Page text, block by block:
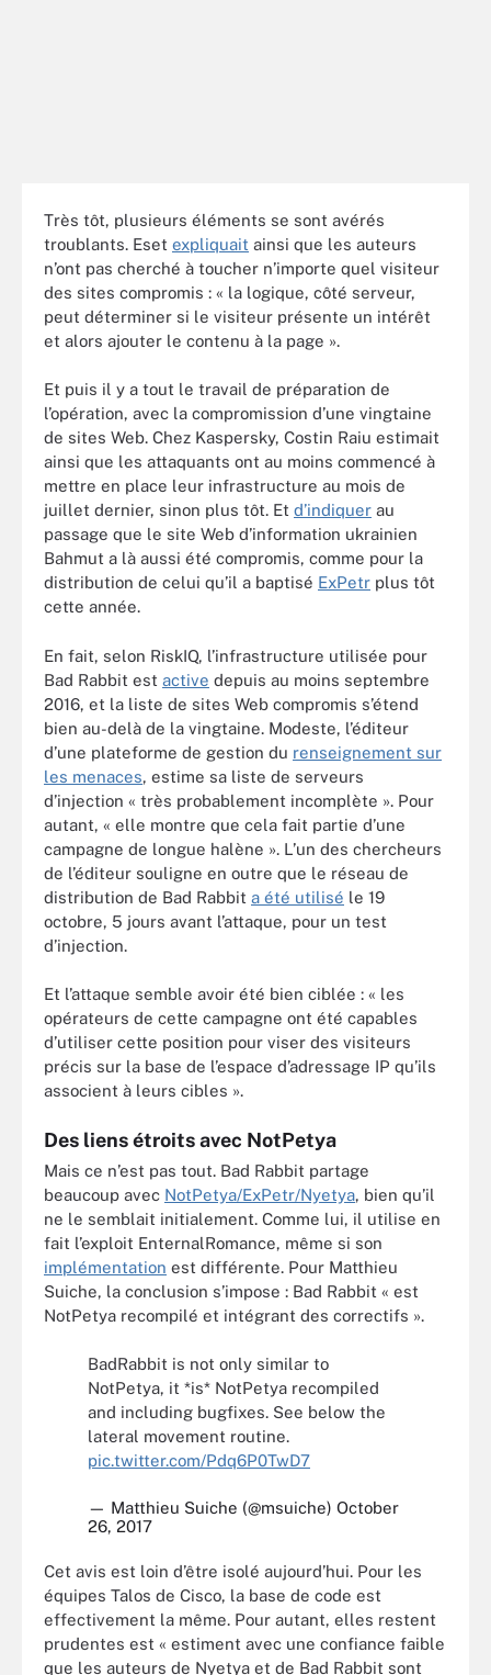
Très tôt, plusieurs éléments se sont avérés
troublants. Eset expliquait ainsi que les auteurs
n’ont pas cherché à toucher n’importe quel visiteur
des sites compromis : « la logique, côté serveur,
peut déterminer si le visiteur présente un intérêt
et alors ajouter le contenu à la page ».
Et puis il y a tout le travail de préparation de
l’opération, avec la compromission d’une vingtaine
de sites Web. Chez Kaspersky, Costin Raiu estimait
ainsi que les attaquants ont au moins commencé à
mettre en place leur infrastructure au mois de
juillet dernier, sinon plus tôt. Et d’indiquer au
passage que le site Web d’information ukrainien
Bahmut a là aussi été compromis, comme pour la
distribution de celui qu’il a baptisé ExPetr plus tôt
cette année.
En fait, selon RiskIQ, l’infrastructure utilisée pour
Bad Rabbit est active depuis au moins septembre
2016, et la liste de sites Web compromis s’étend
bien au-delà de la vingtaine. Modeste, l’éditeur
d’une plateforme de gestion du renseignement sur
les menaces, estime sa liste de serveurs
d’injection « très probablement incomplète ». Pour
autant, « elle montre que cela fait partie d’une
campagne de longue halène ». L’un des chercheurs
de l’éditeur souligne en outre que le réseau de
distribution de Bad Rabbit a été utilisé le 19
octobre, 5 jours avant l’attaque, pour un test
d’injection.
Et l’attaque semble avoir été bien ciblée : « les
opérateurs de cette campagne ont été capables
d’utiliser cette position pour viser des visiteurs
précis sur la base de l’espace d’adressage IP qu’ils
associent à leurs cibles ».
Des liens étroits avec NotPetya
Mais ce n’est pas tout. Bad Rabbit partage
beaucoup avec NotPetya/ExPetr/Nyetya, bien qu’il
ne le semblait initialement. Comme lui, il utilise en
fait l’exploit EnternalRomance, même si son
implémentation est différente. Pour Matthieu
Suiche, la conclusion s’impose : Bad Rabbit « est
NotPetya recompilé et intégrant des correctifs ».
BadRabbit is not only similar to
NotPetya, it *is* NotPetya recompiled
and including bugfixes. See below the
lateral movement routine.
pic.twitter.com/Pdq6P0TwD7
— Matthieu Suiche (@msuiche) October
26, 2017
Cet avis est loin d’être isolé aujourd’hui. Pour les
équipes Talos de Cisco, la base de code est
effectivement la même. Pour autant, elles restent
prudentes est « estiment avec une confiance faible
que les auteurs de Nyetya et de Bad Rabbit sont